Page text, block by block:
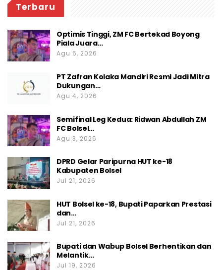
Terbaru
Optimis Tinggi, ZM FC Bertekad Boyong
Piala Juara…
Agu 6, 2026
PT Zafran Kolaka Mandiri Resmi Jadi Mitra
Dukungan…
Agu 4, 2026
Semifinal Leg Kedua: Ridwan Abdullah ZM
FC Bolsel…
Agu 3, 2026
DPRD Gelar Paripurna HUT ke-18
Kabupaten Bolsel
Jul 21, 2026
HUT Bolsel ke-18, Bupati Paparkan Prestasi
dan…
Jul 21, 2026
Bupati dan Wabup Bolsel Berhentikan dan
Melantik…
Jul 19, 2026